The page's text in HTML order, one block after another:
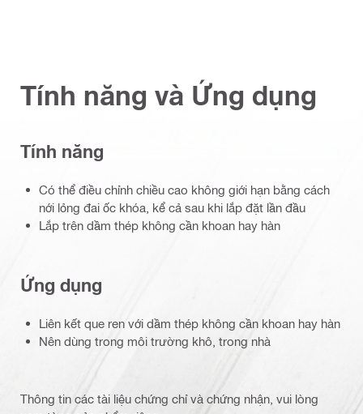
Tính năng và Ứng dụng
Tính năng
Có thể điều chỉnh chiều cao không giới hạn bằng cách
nới lỏng đai ốc khóa, kể cả sau khi lắp đặt lần đầu
Lắp trên dầm thép không cần khoan hay hàn
Ứng dụng
Liên kết que ren với dầm thép không cần khoan hay hàn
Nên dùng trong môi trường khô, trong nhà
Thông tin các tài liệu chứng chỉ và chứng nhận, vui lòng